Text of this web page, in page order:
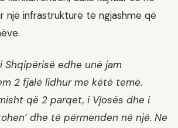
një infrastrukturë të ngjashme që
Shqipërisë edhe unë jam
2 fjalë lidhur me këtë temë.
që 2 parqet, i Vjosës dhe i
dhe të përmenden në një. Ne